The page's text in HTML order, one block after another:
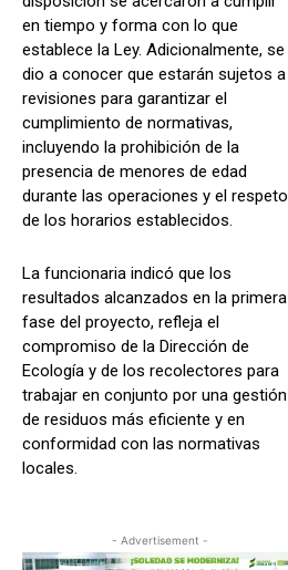
en tiempo y forma con lo que
establece la Ley. Adicionalmente, se
dio a conocer que estarán sujetos a
revisiones para garantizar el
cumplimiento de normativas,
incluyendo la prohibición de la
presencia de menores de edad
durante las operaciones y el respeto
de los horarios establecidos.
La funcionaria indicó que los
resultados alcanzados en la primera
fase del proyecto, refleja el
compromiso de la Dirección de
Ecología y de los recolectores para
trabajar en conjunto por una gestión
de residuos más eficiente y en
conformidad con las normativas
locales.
- Advertisement -